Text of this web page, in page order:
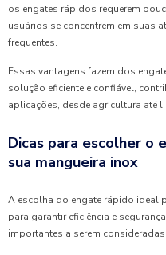
os engates rápidos requerem
usuários se concentrem em suas
frequentes.
Essas vantagens fazem dos
solução eficiente e confiável,
aplicações, desde agricultura até
Dicas para escolher o
sua mangueira inox
A escolha do engate rápido ideal
para garantir eficiência e
importantes a serem consideradas: